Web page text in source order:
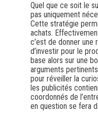
Quel que ce soit le
pas uniquement
Cette stratégie
achats.
c’est de donner une
d’investir pour le
base alors sur une
arguments
pour réveiller la
les publicités
coordonnés de
en question se fera